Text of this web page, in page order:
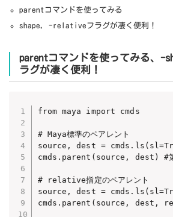
parentコマンドを使ってみる
shape, -relativeフラグが凄く便利！
parentコマンドを使ってみる、-
ラグが凄く便利！
from maya import cmds
# Maya標準のペアレント
source, dest =
cmds.parent(source, dest) #第１
# relative指定のペアレント
source, dest =
cmds.parent(source, dest,